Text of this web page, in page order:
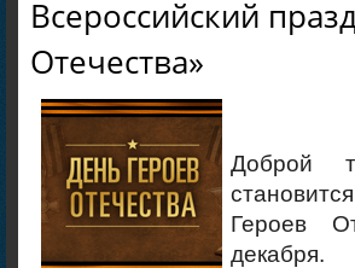
Всероссийский
Отечества»
Доброй
Героев
декабря.